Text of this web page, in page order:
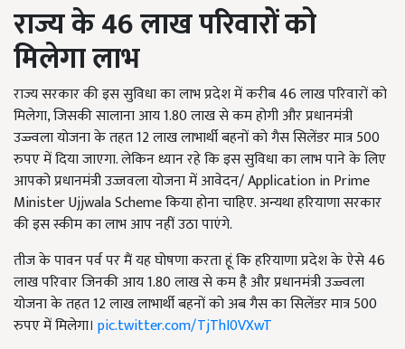
राज्य के 46लाख परिवारों को
मिलेगा लाभ
राज्य सरकार की इस सुविधा का लाभ प्रदेश में करीब 46 लाख परिवारों को
मिलेगा, जिसकी सालाना आय 1.80 लाख से कम होगी और प्रधानमंत्री
उज्ज्वला योजना के तहत 12 लाख लाभार्थी बहनों को गैस सिलेंडर मात्र 500
रुपए में दिया जाएगा. लेकिन ध्यान रहे कि इस सुविधा का लाभ पाने के लिए
आपको प्रधानमंत्री उज्जवला योजना में आवेदन/ Application in Prime
Minister Ujjwala Scheme किया होना चाहिए. अन्यथा हरियाणा सरकार
की इस स्कीम का लाभ आप नहीं उठा पाएंगे.
तीज के पावन पर्व पर मैं यह घोषणा करता हूं कि हरियाणा प्रदेश के ऐसे 46
लाख परिवार जिनकी आय 1.80 लाख से कम है और प्रधानमंत्री उज्ज्वला
योजना के तहत 12 लाख लाभार्थी बहनों को अब गैस का सिलेंडर मात्र 500
रुपए में मिलेगा। pic.twitter.com/TjThI0VXwT